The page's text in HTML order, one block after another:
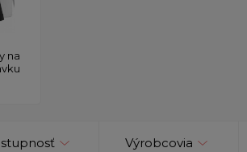
na
Výrobcovia